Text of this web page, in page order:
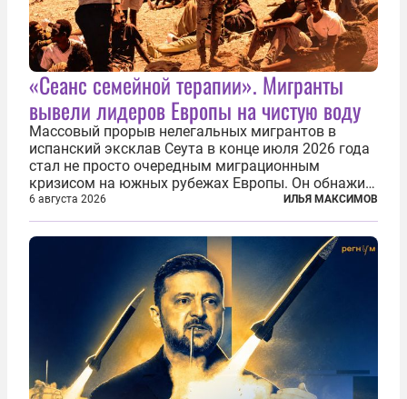
«Сеанс семейной терапии». Мигранты
вывели лидеров Европы на чистую воду
Массовый прорыв нелегальных мигрантов в
испанский эксклав Сеута в конце июля 2026 года
стал не просто очередным миграционным
кризисом на южных рубежах Европы. Он обнажил
фундаментальный раскол внутри Евросоюза,
продемонстрировав, что десятилетиями
выстраивавшаяся миграционная политика ЕС
6 августа 2026 ИЛЬЯ МАКСИМОВ